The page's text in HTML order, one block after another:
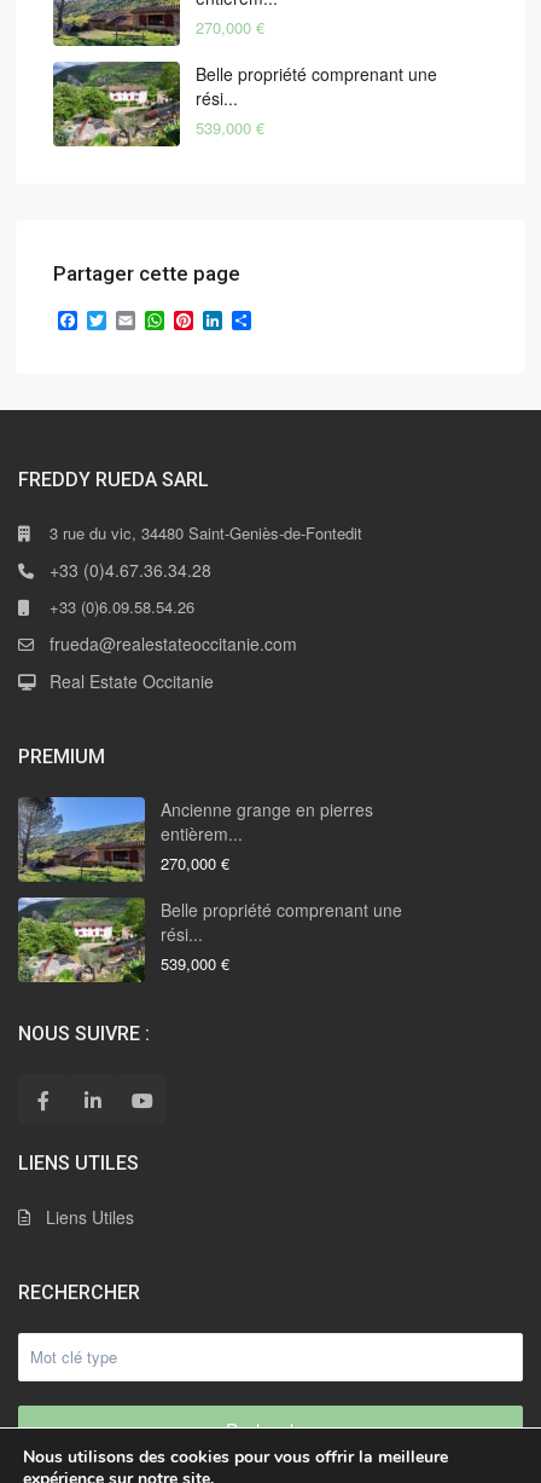
270,000 €
Belle propriété comprenant une
rési...
539,000 €
Partager cette page
Facebook
TwitterEmailWhatsApp
PinterestLinkedIn
FREDDY RUEDA SARL
3 rue du vic, 34480 Saint-Geniès-de-Fontedit
+33 (0)4.67.36.34.28
+33 (0)6.09.58.54.26
frueda@realestateoccitanie.com
Real Estate Occitanie
PREMIUM
Ancienne grange en pierres
entièrem...
270,000 €
Belle propriété comprenant une
rési...
539,000 €
NOUS SUIVRE :
LIENS UTILES
Liens Utiles
RECHERCHER
Rechercher
Nous utilisons des cookies pour vous offrir la meilleure